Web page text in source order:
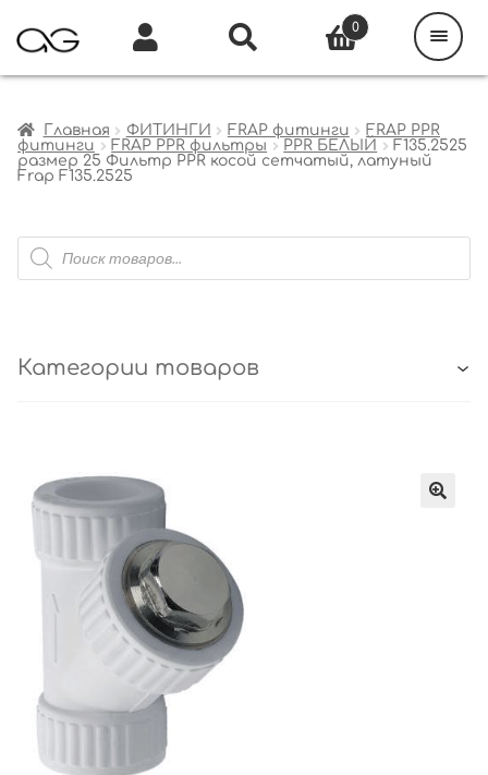
Главная ФИТИНГИ FRAP фитинги
FRAP PPR
фитинги
FRAP PPR фильтры PPR БЕЛЫЙ
F135.2525
размер 25 Фильтр PPR косой сетчатый, латуный
Frap F135.2525
Поиск
товаров
Категории товаров
0